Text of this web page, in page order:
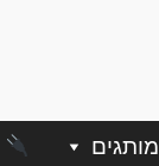
מותגים